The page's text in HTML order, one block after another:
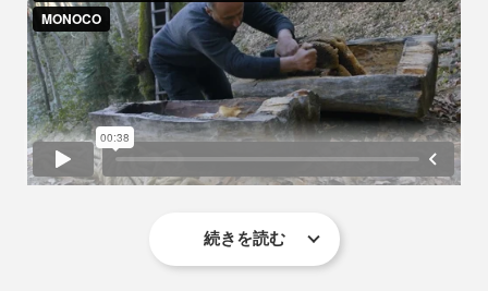
『JARA Honey』は、国際的にも評価され、2024年には
「ロンドンインターナショナルハチミツアワード（※）」
金賞を受賞。
続きを読む